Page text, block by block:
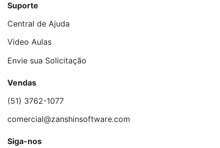
Suporte
Central de Ajuda
Video Aulas
Envie sua Solicitação
Vendas
(51) 3762-1077
comercial@zanshinsoftware.com
Siga-nos